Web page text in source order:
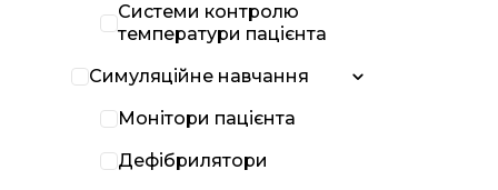
Системи контролю
температури пацієнта
Симуляційне навчання
Монітори пацієнта
Дефібрилятори